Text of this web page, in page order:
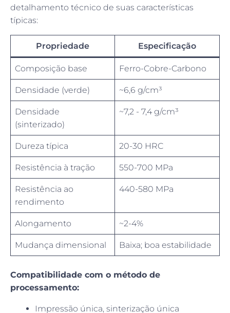
detalhamento técnico de suas características
típicas:
Propriedade Especificação
Composição base Ferro-Cobre-Carbono
Densidade (verde) ~6,6 g/cm³
Densidade
(sinterizado)
~7,2 - 7,4 g/cm³
Dureza típica 20-30 HRC
Resistência à tração 550-700 MPa
Resistência ao
rendimento
440-580 MPa
Alongamento ~2-4%
Mudança dimensional Baixa; boa estabilidade
Compatibilidade com o método de
processamento:
Impressão única, sinterização única